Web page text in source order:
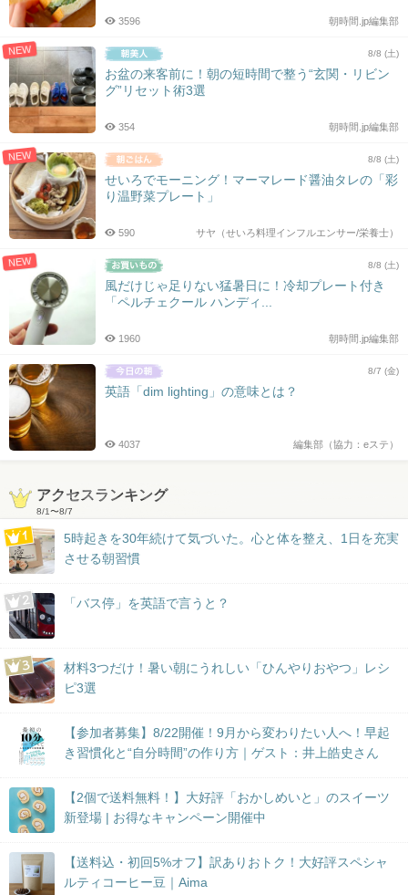
朝時間.jp編集部
3596
NEW 8/8 (土)
お盆の来客前に！朝の短時間で整う“玄関・リビン
グ”リセット術3選
朝時間.jp編集部
354
NEW 8/8 (土)
せいろでモーニング！マーマレード醤油タレの「彩
り温野菜プレート」
サヤ（せいろ料理インフルエンサー/栄養士）
590
NEW 8/8 (土)
風だけじゃ足りない猛暑日に！冷却プレート付き
「ペルチェクール ハンディ...
朝時間.jp編集部
1960
8/7 (金)
英語「dim lighting」の意味とは？
編集部（協力：eステ）
4037
アクセスランキング
8/1〜8/7
5時起きを30年続けて気づいた。心と体を整え、1日を充実
させる朝習慣
「バス停」を英語で言うと？
材料3つだけ！暑い朝にうれしい「ひんやりおやつ」レシ
ピ3選
【参加者募集】8/22開催！9月から変わりたい人へ！早起
き習慣化と“自分時間”の作り方｜ゲスト：井上皓史さん
【2個で送料無料！】大好評「おかしめいと」のスイーツ
新登場 | お得なキャンペーン開催中
【送料込・初回5%オフ】訳ありおトク！大好評スペシャ
ルティコーヒー豆｜Aima